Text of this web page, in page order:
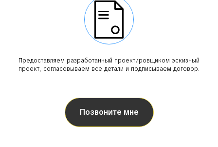
Предоставляем разработанный проектировщиком эскизный
проект, согласовываем все детали и подписываем договор.
Позвоните мне